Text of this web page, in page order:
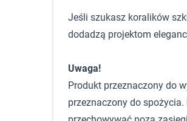
Jeśli szukasz koralików
dodadzą projektom
Uwaga!
Produkt przeznaczony do
przeznaczony do